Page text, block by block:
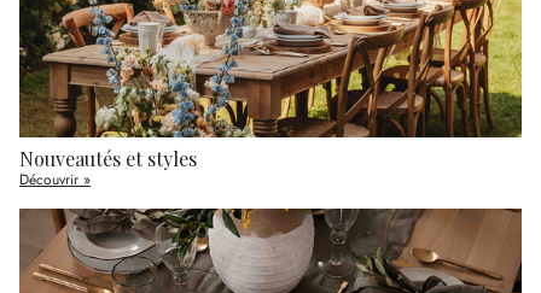
Nouveautés et styles
Découvrir »